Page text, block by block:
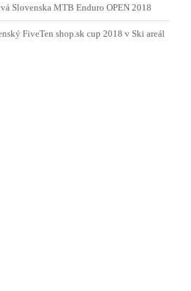
Slovenska MTB Enduro OPEN 2018
FiveTen shop.sk cup 2018 v Ski areál